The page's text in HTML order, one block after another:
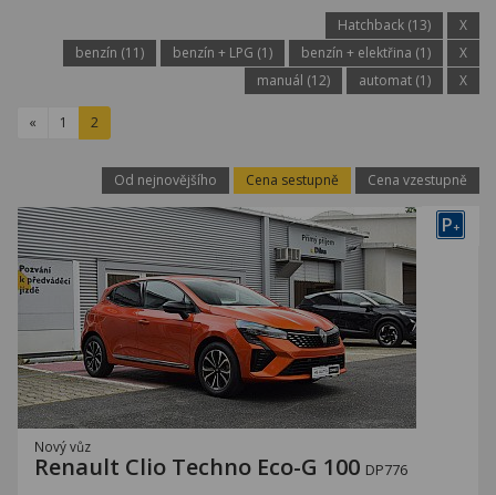
Hatchback (13)
X
benzín (11)
benzín + LPG (1) benzín + elektřina (1)
X
manuál (12)
automat (1) X
« 1 2
Od nejnovějšího Cena sestupně Cena vzestupně
P+
Nový vůz
Renault Clio Techno Eco-G 100 DP776